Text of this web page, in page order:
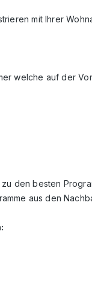
mit Ihrer
welche auf der
den besten
aus den